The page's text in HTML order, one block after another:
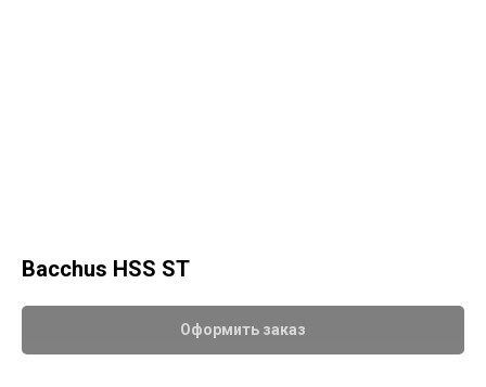
Bacchus HSS ST
Оформить заказ